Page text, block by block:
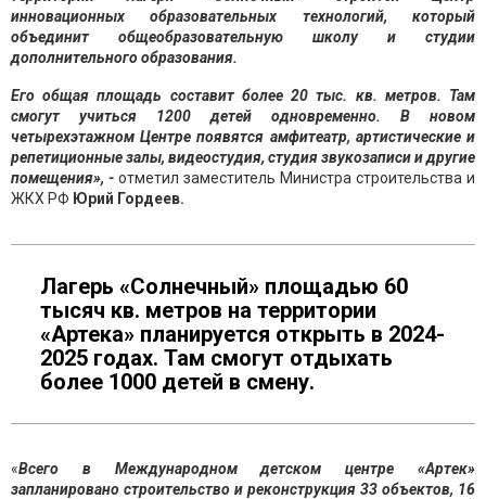
инновационных образовательных технологий, который
объединит общеобразовательную школу и студии
дополнительного образования.
Его общая площадь составит более 20 тыс. кв. метров. Там
смогут учиться 1200 детей одновременно. В новом
четырехэтажном Центре появятся амфитеатр, артистические и
репетиционные залы, видеостудия, студия звукозаписи и другие
помещения», - отметил заместитель Министра строительства и
ЖКХ РФ Юрий Гордеев.
Лагерь «Солнечный» площадью 60
тысяч кв. метров на территории
«Артека» планируется открыть в 2024-
2025 годах. Там смогут отдыхать
более 1000 детей в смену.
«Всего в Международном детском центре «Артек»
запланировано строительство и реконструкция 33 объектов, 16